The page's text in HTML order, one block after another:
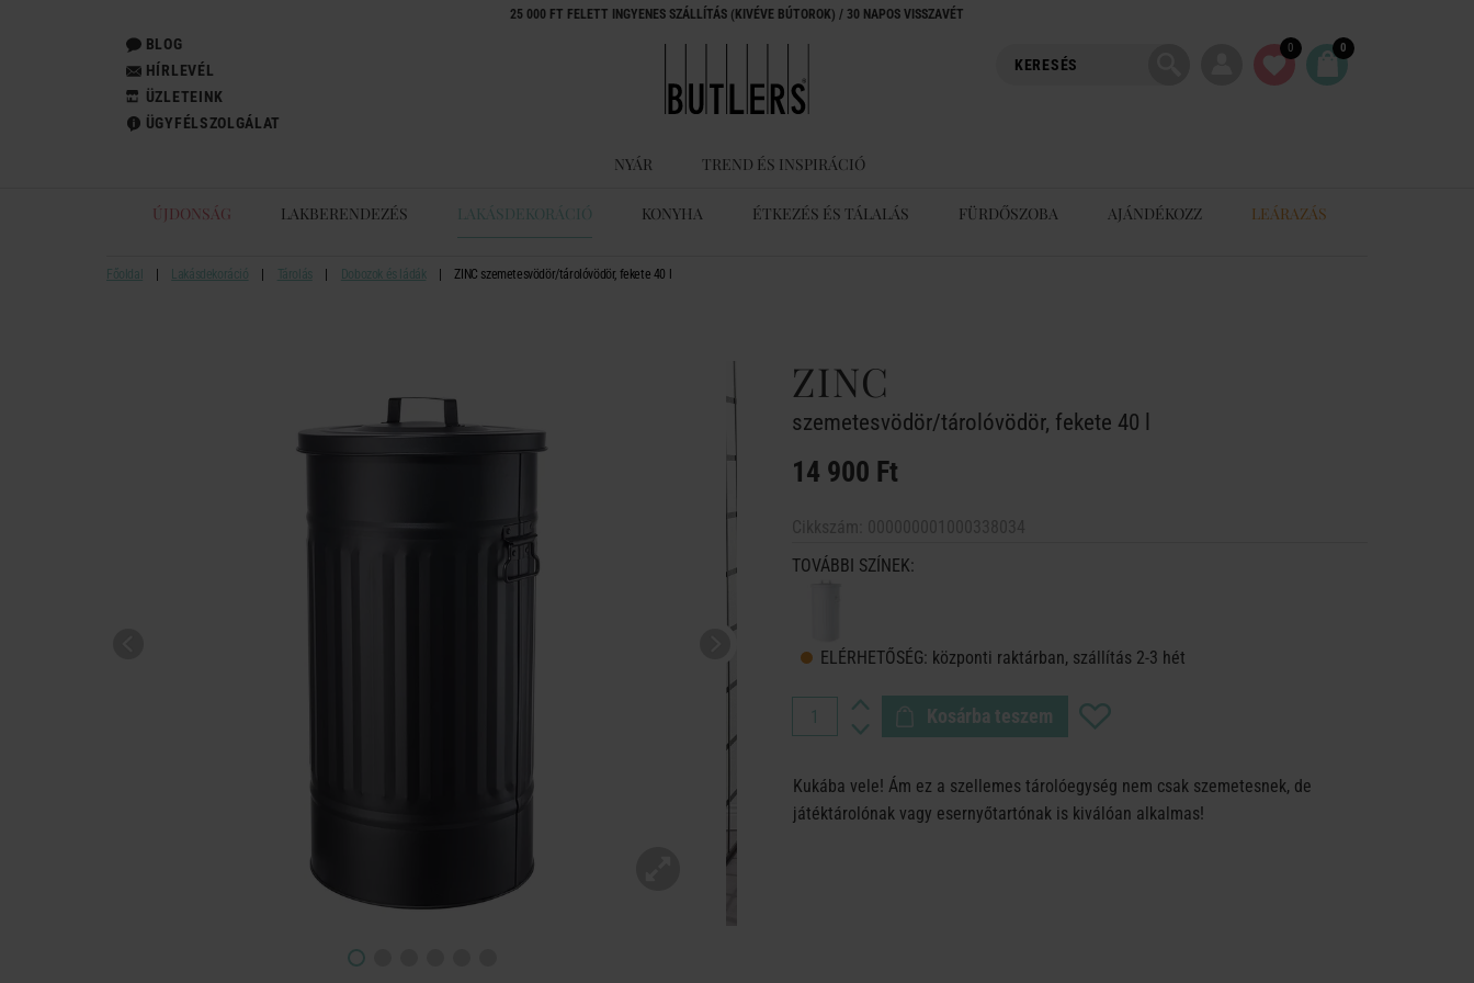
25 000 FT FELETT INGYENES SZÁLLÍTÁS (KIVÉVE BÚTOROK) / 30 NAPOS VISSZAVÉT
BLOG
HÍRLEVÉL
ÜZLETEINK
ÜGYFÉLSZOLGÁLAT
0 0
NYÁR TREND ÉS INSPIRÁCIÓ
ÚJDONSÁG LAKBERENDEZÉS LAKÁSDEKORÁCIÓ KONYHA ÉTKEZÉS ÉS TÁLALÁS FÜRDŐSZOBA AJÁNDÉKOZZ LEÁRAZÁS
Főoldal Lakásdekoráció Tárolás Dobozok és ládák ZINC szemetesvödör/tárolóvödör, fekete 40 l
ZINC
szemetesvödör/tárolóvödör, fekete 40 l
14 900 Ft
TOVÁBBI SZÍNEK:
ELÉRHETŐSÉG: központi raktárban, szállítás 2-3 hét
Kosárba teszem
Kukába vele! Ám ez a szellemes tárolóegység nem csak szemetesnek, de
játéktárolónak vagy esernyőtartónak is kiválóan alkalmas!